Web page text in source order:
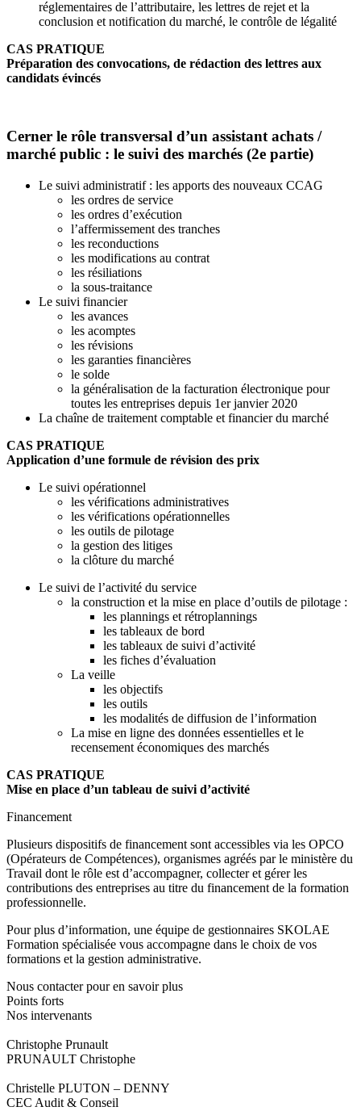
réglementaires de l’attributaire, les lettres de rejet et la
conclusion et notification du marché, le contrôle de légalité
CAS PRATIQUE
Préparation des convocations, de rédaction des lettres aux
candidats évincés
Cerner le rôle transversal d’un assistant achats /
marché public : le suivi des marchés (2e partie)
Le suivi administratif : les apports des nouveaux CCAG
les ordres de service
les ordres d’exécution
l’affermissement des tranches
les reconductions
les modifications au contrat
les résiliations
la sous-traitance
Le suivi financier
les avances
les acomptes
les révisions
les garanties financières
le solde
la généralisation de la facturation électronique pour
toutes les entreprises depuis 1er janvier 2020
La chaîne de traitement comptable et financier du marché
CAS PRATIQUE
Application d’une formule de révision des prix
Le suivi opérationnel
les vérifications administratives
les vérifications opérationnelles
les outils de pilotage
la gestion des litiges
la clôture du marché
Le suivi de l’activité du service
la construction et la mise en place d’outils de pilotage :
les plannings et rétroplannings
les tableaux de bord
les tableaux de suivi d’activité
les fiches d’évaluation
La veille
les objectifs
les outils
les modalités de diffusion de l’information
La mise en ligne des données essentielles et le
recensement économiques des marchés
CAS PRATIQUE
Mise en place d’un tableau de suivi d’activité
Financement
Plusieurs dispositifs de financement sont accessibles via les OPCO
(Opérateurs de Compétences), organismes agréés par le ministère du
Travail dont le rôle est d’accompagner, collecter et gérer les
contributions des entreprises au titre du financement de la formation
professionnelle.
Pour plus d’information, une équipe de gestionnaires SKOLAE
Formation spécialisée vous accompagne dans le choix de vos
formations et la gestion administrative.
Nous contacter pour en savoir plus
Points forts
Nos intervenants
Christophe Prunault
PRUNAULT Christophe
Christelle PLUTON – DENNY
CEC Audit & Conseil